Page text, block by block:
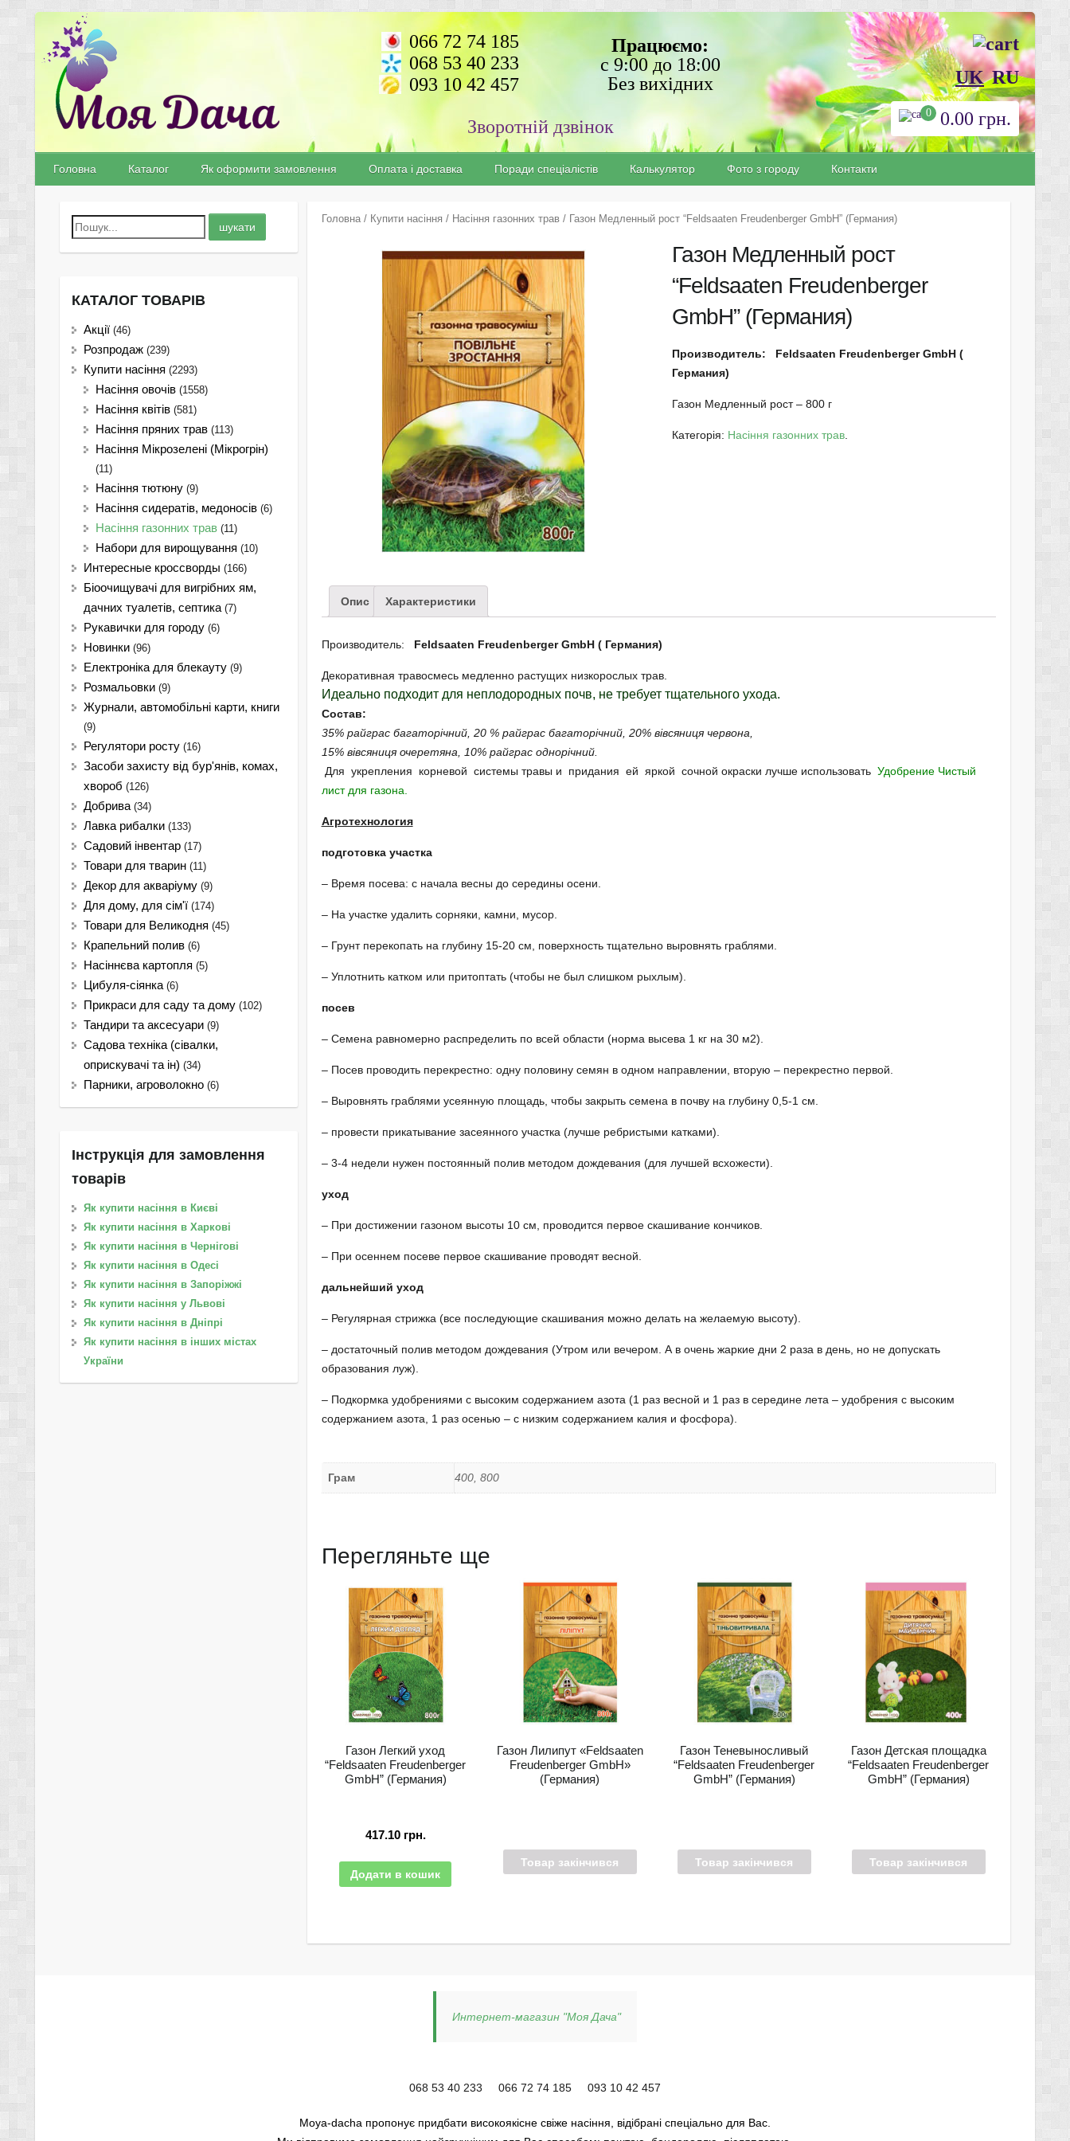
066 72 74 185
068 53 40 233
093 10 42 457
Працюємо:
с 9:00 до 18:00
Без вихідних
UK RU
0 0.00 грн.
Зворотній дзвінок
Головна Каталог Як оформити замовлення Оплата і доставка Поради спеціалістів Калькулятор Фото з городу Контакти
Головна/ Купити насіння / Насіння газонних трав/ Газон Медленный рост “Feldsaaten Freudenberger GmbH” (Германия)
Газон Медленный рост
“Feldsaaten Freudenberger
GmbH” (Германия)
Производитель: Feldsaaten Freudenberger GmbH (
Германия)
Газон Медленный рост – 800 г
Категорія: Насіння газонних трав
Опис Характеристики
Производитель: Feldsaaten Freudenberger GmbH ( Германия)
Декоративная травосмесь медленно растущих низкорослых трав.
Идеально подходит для неплодородных почв, не требует тщательного ухода.
Состав:
35% райграс багаторічний, 20 % райграс багаторічний, 20% вівсяниця червона,
15% вівсяниця очеретяна, 10% райграс однорічний.
Для укрепления корневой системы травы и придания ей яркой сочной окраски лучше использовать Удобрение Чистый
лист для газона.
Агротехнология
подготовка участка
– Время посева: с начала весны до середины осени.
– На участке удалить сорняки, камни, мусор.
– Грунт перекопать на глубину 15-20 см, поверхность тщательно выровнять граблями.
– Уплотнить катком или притоптать (чтобы не был слишком рыхлым).
посев
– Семена равномерно распределить по всей области (норма высева 1 кг на 30 м2).
– Посев проводить перекрестно: одну половину семян в одном направлении, вторую – перекрестно первой.
– Выровнять граблями усеянную площадь, чтобы закрыть семена в почву на глубину 0,5-1 см.
– провести прикатывание засеянного участка (лучше ребристыми катками).
– 3-4 недели нужен постоянный полив методом дождевания (для лучшей всхожести).
уход
– При достижении газоном высоты 10 см, проводится первое скашивание кончиков.
– При осеннем посеве первое скашивание проводят весной.
дальнейший уход
– Регулярная стрижка (все последующие скашивания можно делать на желаемую высоту).
– достаточный полив методом дождевания (Утром или вечером. А в очень жаркие дни 2 раза в день, но не допускать
образования луж).
– Подкормка удобрениями с высоким содержанием азота (1 раз весной и 1 раз в середине лета – удобрения с высоким
содержанием азота, 1 раз осенью – с низким содержанием калия и фосфора).
Грам 400, 800
Перегляньте ще
Газон Легкий уход
“Feldsaaten Freudenberger
GmbH” (Германия)
417.10 грн.
Додати в кошик
Газон Лилипут «Feldsaaten
Freudenberger GmbH»
(Германия)
Товар закінчився
Газон Теневыносливый
“Feldsaaten Freudenberger
GmbH” (Германия)
Товар закінчився
Газон Детская площадка
“Feldsaaten Freudenberger
GmbH” (Германия)
Товар закінчився
КАТАЛОГ ТОВАРІВ
Акції (46)
Розпродаж (239)
Купити насіння (2293)
Насіння овочів (1558)
Насіння квітів (581)
Насіння пряних трав (113)
Насіння Мікрозелені (Мікрогрін)
(11)
Насіння тютюну (9)
Насіння сидератів, медоносів (6)
Насіння газонних трав (11)
Набори для вирощування (10)
Интересные кроссворды (166)
Біоочищувачі для вигрібних ям,
дачних туалетів, септика (7)
Рукавички для городу (6)
Новинки (96)
Електроніка для блекауту (9)
Розмальовки (9)
Журнали, автомобільні карти, книги
(9)
Регулятори росту (16)
Засоби захисту від бур'янів, комах,
хвороб (126)
Добрива (34)
Лавка рибалки (133)
Садовий інвентар (17)
Товари для тварин (11)
Декор для акваріуму (9)
Для дому, для сім'ї (174)
Товари для Великодня (45)
Крапельний полив (6)
Насіннєва картопля (5)
Цибуля-сіянка (6)
Прикраси для саду та дому (102)
Тандири та аксесуари (9)
Садова техніка (сівалки,
оприскувачі та ін) (34)
Парники, агроволокно (6)
Інструкція для замовлення
товарів
Як купити насіння в Києві
Як купити насіння в Харкові
Як купити насіння в Чернігові
Як купити насіння в Одесі
Як купити насіння в Запоріжжі
Як купити насіння у Львові
Як купити насіння в Дніпрі
Як купити насіння в інших містах
України
Интернет-магазин "Моя Дача"
068 53 40 233 066 72 74 185 093 10 42 457
Moya-dacha пропонує придбати високоякісне свіже насіння, відібрані спеціально для Вас.